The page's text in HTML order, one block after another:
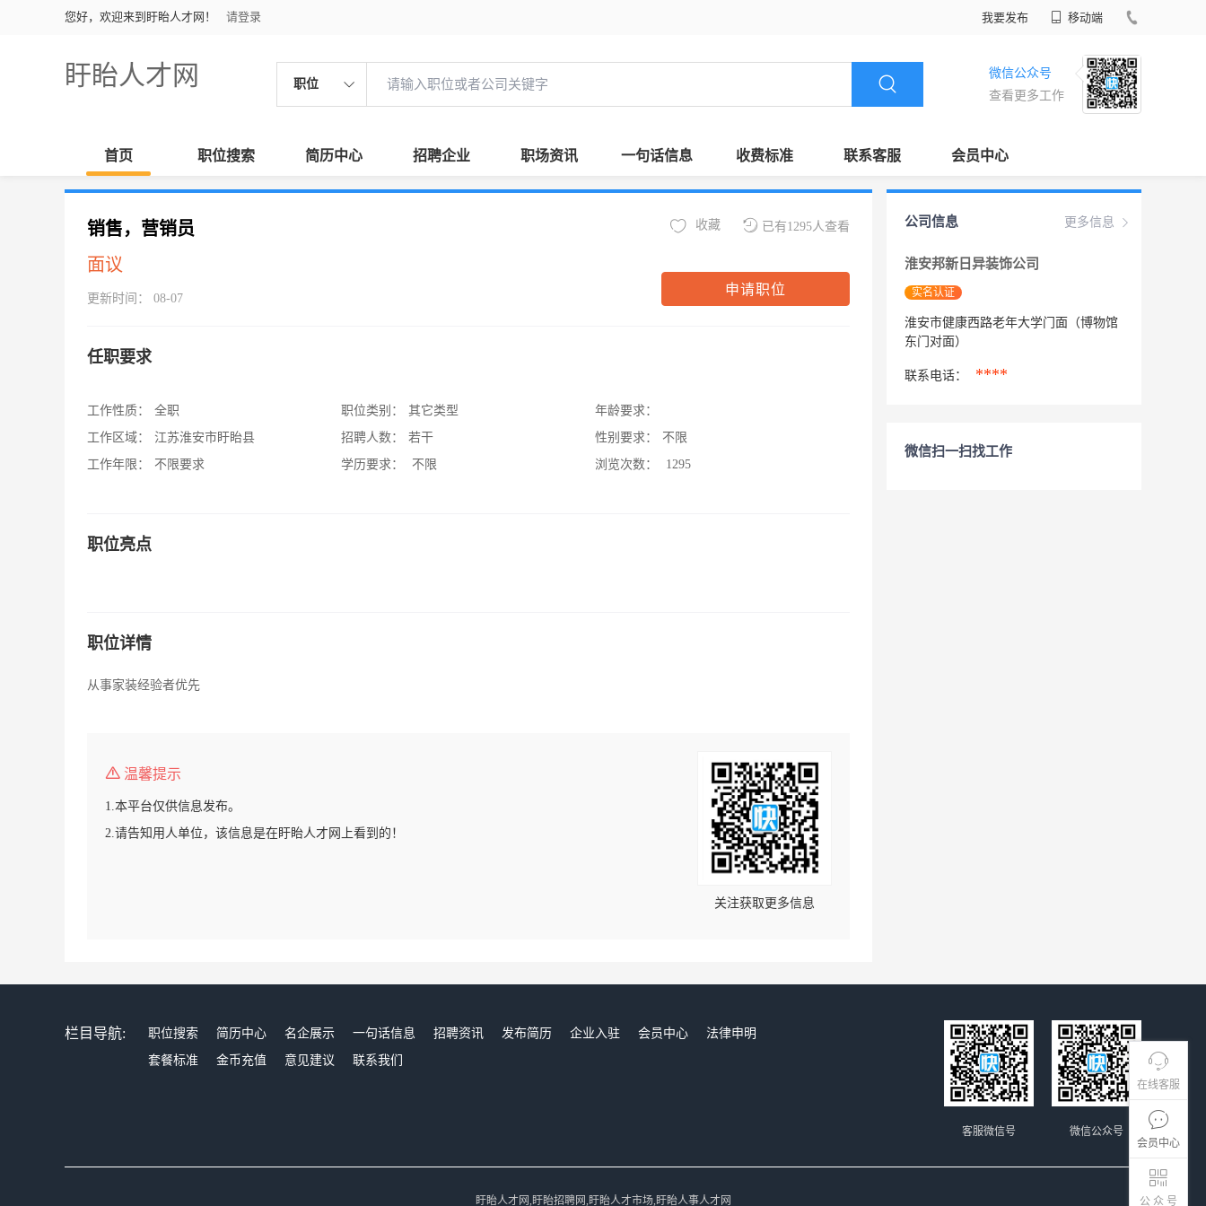
您好，欢迎来到盱眙人才网！ 请登录 我要发布 移动端
盱眙人才网 职位
微信公众号
查看更多工作
首页 职位搜索 简历中心 招聘企业 职场资讯 一句话信息 收费标准 联系客服 会员中心
在线客服
会员中心
公 众 号
销售，营销员
面议
更新时间： 08-07
已有1295人查看
收藏
申请职位
任职要求
工作性质：
全职
工作区域：
江苏淮安市盱眙县
工作年限：
不限要求
职位类别：
其它类型
招聘人数：
若干
学历要求：
不限
年龄要求：
性别要求：
不限
浏览次数：
1295
职位亮点
职位详情
从事家装经验者优先
温馨提示
1.本平台仅供信息发布。
2.请告知用人单位，该信息是在盱眙人才网上看到的！
关注获取更多信息
更多信息
公司信息
淮安邦新日异装饰公司
实名认证
淮安市健康西路老年大学门面（博物馆
东门对面）
联系电话： ****
微信扫一扫找工作
栏目导航: 职位搜索 简历中心 名企展示 一句话信息 招聘资讯 发布简历 企业入驻 会员中心
法律申明
套餐标准
金币充值 意见建议 联系我们
微信公众号
客服微信号
盱眙人才网,盱眙招聘网,盱眙人才市场,盱眙人事人才网